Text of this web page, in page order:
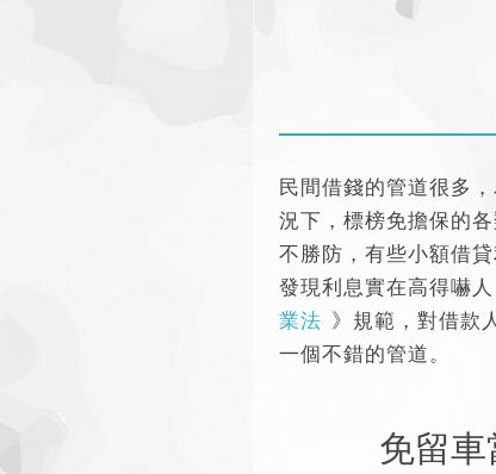
民間借錢的管道很多
況下，標榜免擔保的
不勝防，有些小額借
發現利息實在高得嚇
業法 》規範，對借款
一個不錯的管道。
免留